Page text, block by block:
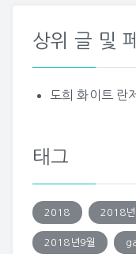
상위 글 및
도희 화이트 란
태그
2018 2018년
2018년9월